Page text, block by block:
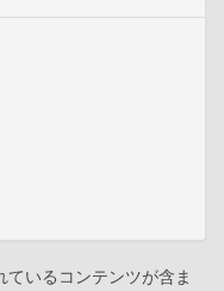
いるコンテンツが含ま